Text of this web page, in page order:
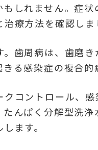
しれません。症状
療方法を確認しま
歯周病は、歯磨き
る感染症の複合的
コントロール、
んぱく分解型洗浄
ます。